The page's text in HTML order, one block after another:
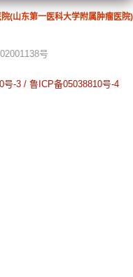
(山东第一医科大学附属肿瘤医院)
号
-3 / 鲁ICP备05038810号-4